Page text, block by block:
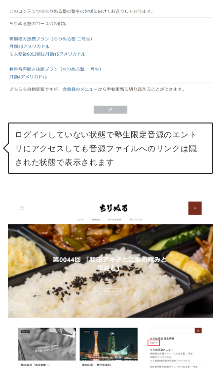
ログインしていない状態で塾生限定音源のエント
リにアクセスしても音源ファイルへのリンクは隠
された状態で表示されます